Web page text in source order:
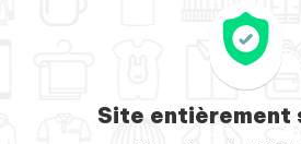
Site entièrement